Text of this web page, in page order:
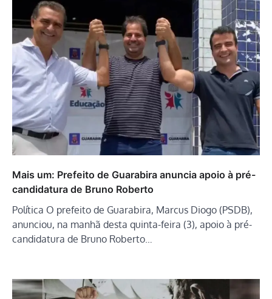
Mais um: Prefeito de Guarabira anuncia apoio à pré-
candidatura de Bruno Roberto
Política O prefeito de Guarabira, Marcus Diogo (PSDB),
anunciou, na manhã desta quinta-feira (3), apoio à pré-
candidatura de Bruno Roberto…